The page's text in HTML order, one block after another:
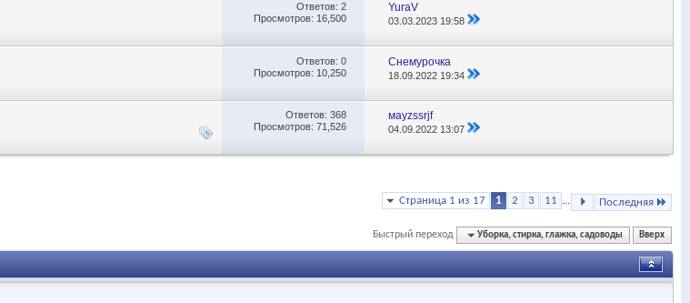
Ответов: 2
Просмотров: 16,500
YuraV
03.03.202319:58
Ответов: 0
Просмотров: 10,250
Снемурочка
18.09.2022 19:34
Ответов: 368
Просмотров: 71,526
мауzssrjf
04.09.2022 13:07
Страница 1 из 17 1 2 3 11 ... Последняя
Быстрый переход Уборка, стирка, глажка, садоводы Вверх